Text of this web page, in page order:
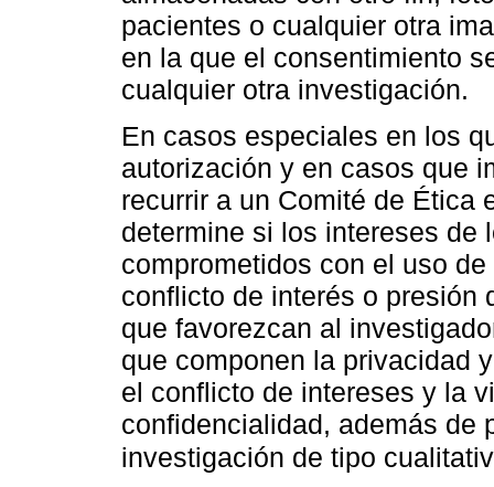
pacientes o cualquier otra
en la que el consentimiento
cualquier otra investigación.
En casos especiales en los
autorización y en casos que
recurrir a un Comité de Ética
determine si los intereses de
comprometidos con el uso
conflicto de interés o presión
que favorezcan al
que componen la privacidad
el conflicto de intereses y la
confidencialidad, además de
investigación de tipo